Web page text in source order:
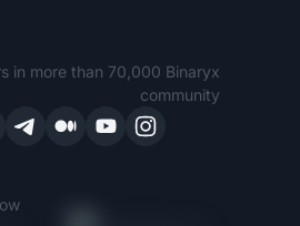
in more than 70,000 Binaryx
community